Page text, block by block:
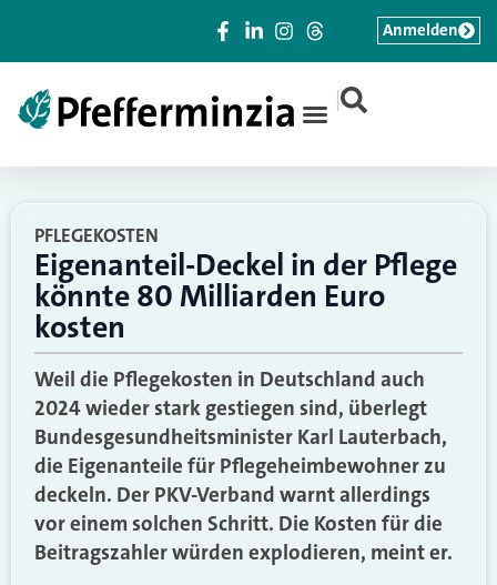
|
Anmelden
PFLEGEKOSTEN
Eigenanteil-Deckel in der Pflege
könnte 80 Milliarden Euro
kosten
Weil die Pflegekosten in Deutschland auch
2024 wieder stark gestiegen sind, überlegt
Bundesgesundheitsminister Karl Lauterbach,
die Eigenanteile für Pflegeheimbewohner zu
deckeln. Der PKV-Verband warnt allerdings
vor einem solchen Schritt. Die Kosten für die
Beitragszahler würden explodieren, meint er.